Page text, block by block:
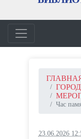
Час
23.06.2026